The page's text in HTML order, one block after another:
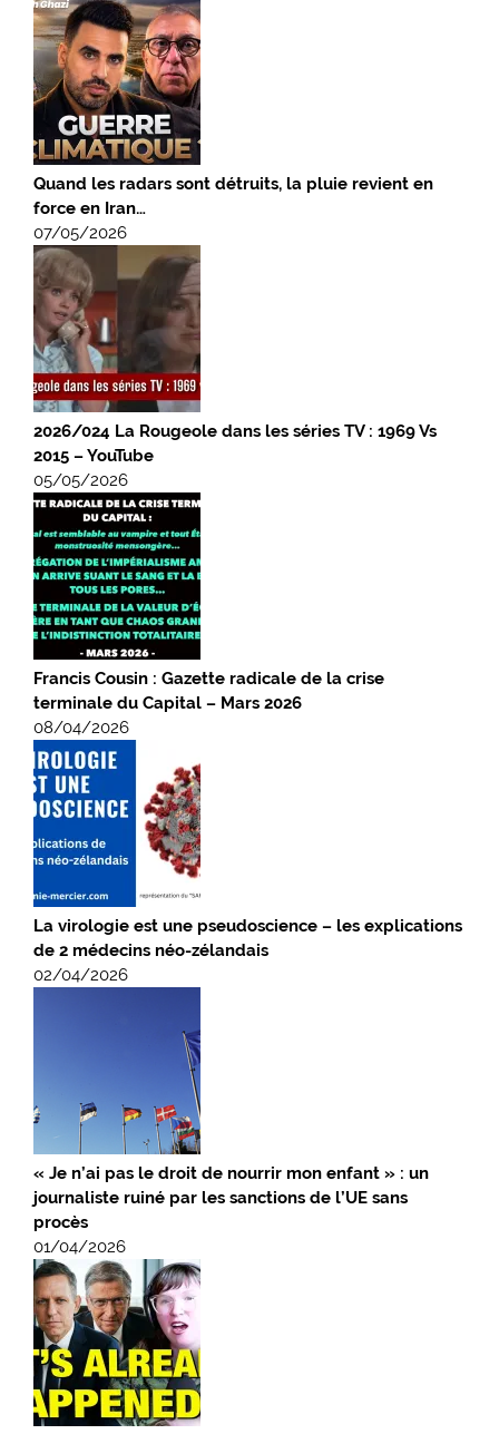
Quand les radars sont détruits, la pluie revient en
force en Iran…
07/05/2026
2026/024 La Rougeole dans les séries TV : 1969 Vs
2015 – YouTube
05/05/2026
Francis Cousin : Gazette radicale de la crise
terminale du Capital – Mars 2026
08/04/2026
La virologie est une pseudoscience – les explications
de 2 médecins néo-zélandais
02/04/2026
« Je n’ai pas le droit de nourrir mon enfant » : un
journaliste ruiné par les sanctions de l’UE sans
procès
01/04/2026